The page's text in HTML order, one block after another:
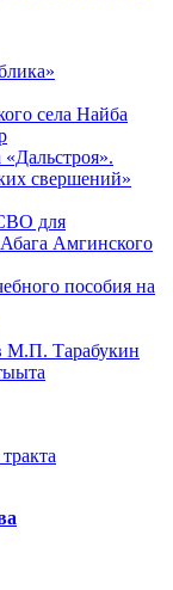
села Найба
свершений»
для
Амгинского
пособия на
М.П. Тарабукин